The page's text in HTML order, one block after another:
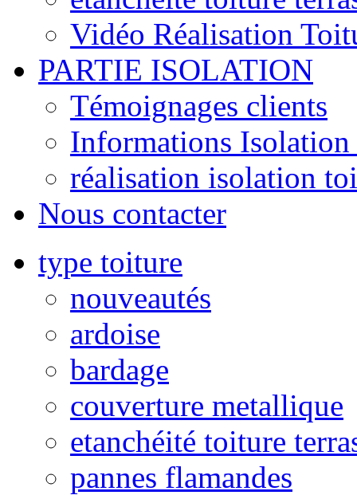
Vidéo Réalisation
PARTIE ISOLATION
Témoignages clients
Informations
réalisation isolation
Nous contacter
type toiture
nouveautés
ardoise
bardage
couverture metallique
etanchéité toiture
pannes flamandes